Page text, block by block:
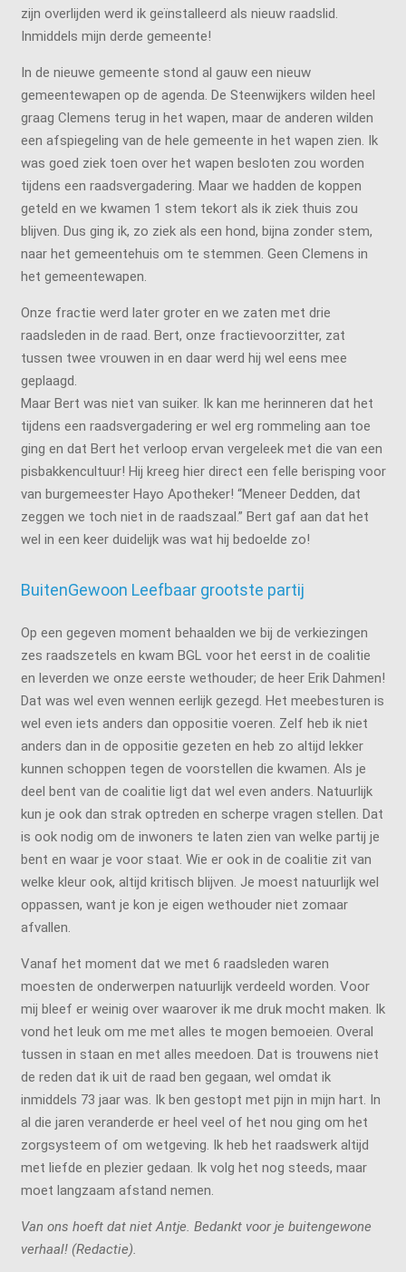
zijn overlijden werd ik geïnstalleerd als nieuw raadslid.
Inmiddels mijn derde gemeente!
In de nieuwe gemeente stond al gauw een nieuw
gemeentewapen op de agenda. De Steenwijkers wilden heel
graag Clemens terug in het wapen, maar de anderen wilden
een afspiegeling van de hele gemeente in het wapen zien. Ik
was goed ziek toen over het wapen besloten zou worden
tijdens een raadsvergadering. Maar we hadden de koppen
geteld en we kwamen 1 stem tekort als ik ziek thuis zou
blijven. Dus ging ik, zo ziek als een hond, bijna zonder stem,
naar het gemeentehuis om te stemmen. Geen Clemens in
het gemeentewapen.
Onze fractie werd later groter en we zaten met drie
raadsleden in de raad. Bert, onze fractievoorzitter, zat
tussen twee vrouwen in en daar werd hij wel eens mee
geplaagd.
Maar Bert was niet van suiker. Ik kan me herinneren dat het
tijdens een raadsvergadering er wel erg rommeling aan toe
ging en dat Bert het verloop ervan vergeleek met die van een
pisbakkencultuur! Hij kreeg hier direct een felle berisping voor
van burgemeester Hayo Apotheker! “Meneer Dedden, dat
zeggen we toch niet in de raadszaal.” Bert gaf aan dat het
wel in een keer duidelijk was wat hij bedoelde zo!
BuitenGewoon Leefbaar grootste partij
Op een gegeven moment behaalden we bij de verkiezingen
zes raadszetels en kwam BGL voor het eerst in de coalitie
en leverden we onze eerste wethouder; de heer Erik Dahmen!
Dat was wel even wennen eerlijk gezegd. Het meebesturen is
wel even iets anders dan oppositie voeren. Zelf heb ik niet
anders dan in de oppositie gezeten en heb zo altijd lekker
kunnen schoppen tegen de voorstellen die kwamen. Als je
deel bent van de coalitie ligt dat wel even anders. Natuurlijk
kun je ook dan strak optreden en scherpe vragen stellen. Dat
is ook nodig om de inwoners te laten zien van welke partij je
bent en waar je voor staat. Wie er ook in de coalitie zit van
welke kleur ook, altijd kritisch blijven. Je moest natuurlijk wel
oppassen, want je kon je eigen wethouder niet zomaar
afvallen.
Vanaf het moment dat we met 6 raadsleden waren
moesten de onderwerpen natuurlijk verdeeld worden. Voor
mij bleef er weinig over waarover ik me druk mocht maken. Ik
vond het leuk om me met alles te mogen bemoeien. Overal
tussen in staan en met alles meedoen. Dat is trouwens niet
de reden dat ik uit de raad ben gegaan, wel omdat ik
inmiddels 73 jaar was. Ik ben gestopt met pijn in mijn hart. In
al die jaren veranderde er heel veel of het nou ging om het
zorgsysteem of om wetgeving. Ik heb het raadswerk altijd
met liefde en plezier gedaan. Ik volg het nog steeds, maar
moet langzaam afstand nemen.
Van ons hoeft dat niet Antje. Bedankt voor je buitengewone
verhaal! (Redactie).